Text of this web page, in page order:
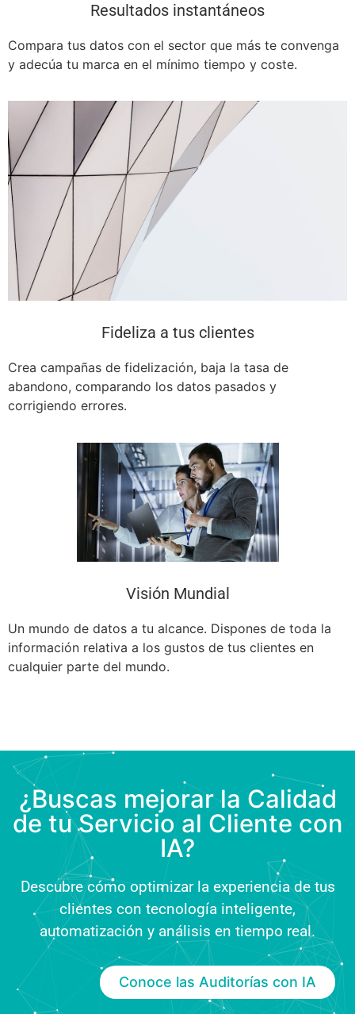
Resultados instantáneos
Compara tus datos con el sector que más te convenga
y adecúa tu marca en el mínimo tiempo y coste.
Fideliza a tus clientes
Crea campañas de fidelización, baja la tasa de
abandono, comparando los datos pasados y
corrigiendo errores.
Visión Mundial
Un mundo de datos a tu alcance. Dispones de toda la
información relativa a los gustos de tus clientes en
cualquier parte del mundo.
¿Buscas mejorar la Calidad
de tu Servicio al Cliente con
IA?
Descubre cómo optimizar la experiencia de tus
clientes con tecnología inteligente,
automatización y análisis en tiempo real.
Conoce las Auditorías con IA